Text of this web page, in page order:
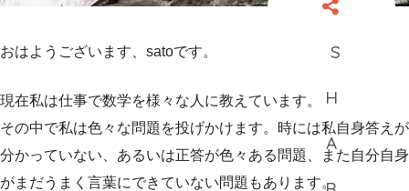
おはようございます、satoです。
現在私は仕事で数学を様々な人に教えています。
その中で私は色々な問題を投げかけます。時には私自身答えが
分かっていない、あるいは正答が色々ある問題、また自分自身
がまだうまく言葉にできていない問題もあります。